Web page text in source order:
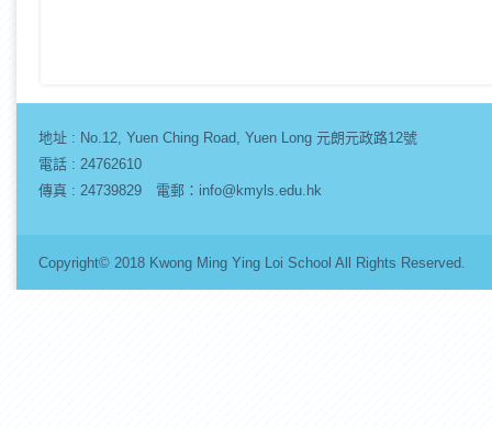
地址 : No.12, Yuen Ching Road, Yuen Long 元朗元政路12號
電話 : 24762610
傳真 : 24739829 電郵：info@kmyls.edu.hk
Copyright© 2018 Kwong Ming Ying Loi School All Rights Reserved.